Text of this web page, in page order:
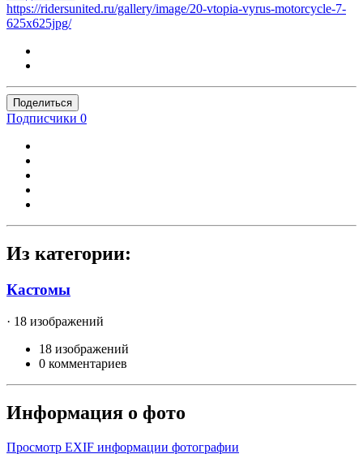
https://ridersunited.ru/gallery/image/20-vtopia-vyrus-motorcycle-7-
625x625jpg/
Поделиться
Подписчики 0
Из категории:
Кастомы
· 18 изображений
18 изображений
0 комментариев
Информация о фото
Просмотр EXIF информации фотографии